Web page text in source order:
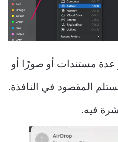
عدة مستندات أو صورًا أو
المقصود في النافذة.
فيه.